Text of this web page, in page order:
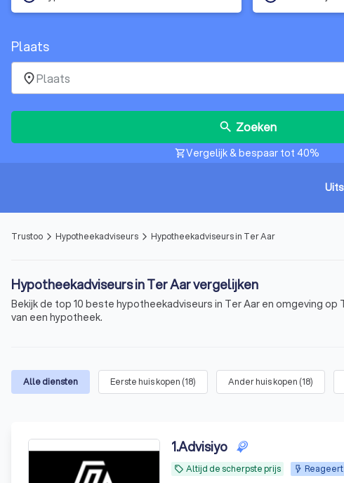
Plaats
place
search Zoeken
shopping_cartVergelijk & bespaar tot 40%
Trustoo arrow_forward_ios Hypotheekadviseurs arrow_forward_ios Hypotheekadviseurs in Ter Aar
Hypotheekadviseurs in Ter Aar vergelijken
Bekijk de top 10 beste hypotheekadviseurs in Ter Aar en omgeving
van een hypotheek.
Alle diensten Eerste huis kopen (18) Ander huis kopen (18)
1.Advisiyo
local_offer Altijd de scherpste prijs Reageert